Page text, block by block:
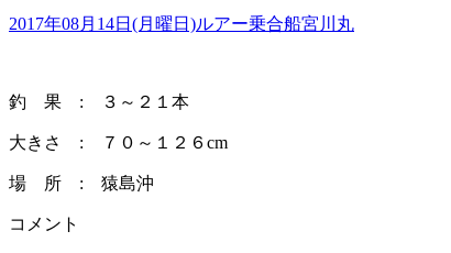
2017年08月14日(月曜日)ルアー乗合船宮川丸
釣 果 : ３～２１本
大きさ : ７０～１２６cm
場 所 : 猿島沖
コメント